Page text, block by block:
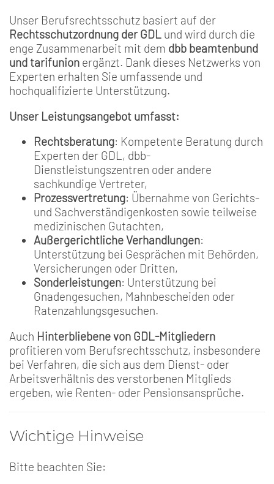
Unser Berufsrechtsschutz basiert auf der
Rechtsschutzordnung der GDL und wird durch die
enge Zusammenarbeit mit dem dbb beamtenbund
und tarifunion ergänzt. Dank dieses Netzwerks von
Experten erhalten Sie umfassende und
hochqualifizierte Unterstützung.
Unser Leistungsangebot umfasst:
Rechtsberatung: Kompetente Beratung durch
Experten der GDL, dbb-
Dienstleistungszentren oder andere
sachkundige Vertreter,
Prozessvertretung: Übernahme von Gerichts-
und Sachverständigenkosten sowie teilweise
medizinischen Gutachten,
Außergerichtliche Verhandlungen:
Unterstützung bei Gesprächen mit Behörden,
Versicherungen oder Dritten,
Sonderleistungen: Unterstützung bei
Gnadengesuchen, Mahnbescheiden oder
Ratenzahlungsgesuchen.
Auch Hinterbliebene von GDL-Mitgliedern
profitieren vom Berufsrechtsschutz, insbesondere
bei Verfahren, die sich aus dem Dienst- oder
Arbeitsverhältnis des verstorbenen Mitglieds
ergeben, wie Renten- oder Pensionsansprüche.
Wichtige Hinweise
Bitte beachten Sie: